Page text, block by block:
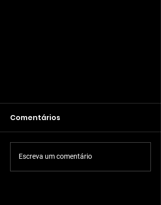
Centralinas usadas
Comentários
Escreva um comentário